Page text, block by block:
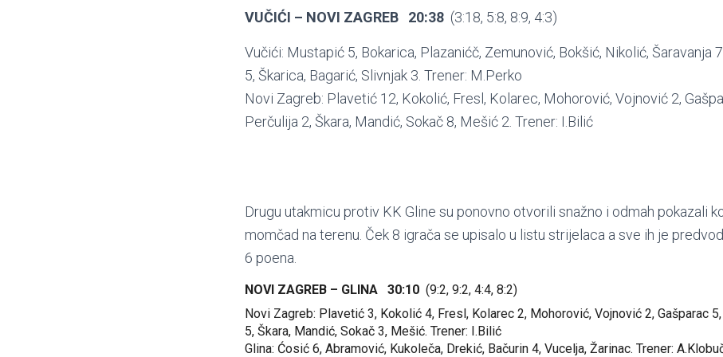
VUČIĆI – NOVI ZAGREB 20:38 (3:18, 5:8, 8:9, 4:3)
Vučići: Mustapić 5, Bokarica, Plazanićč, Zemunović, Bokšić, Nikolić, Šaravanja
5, Škarica, Bagarić, Slivnjak 3. Trener: M.Perko
Novi Zagreb: Plavetić 12, Kokolić, Fresl, Kolarec, Mohorović, Vojnović 2,
Perčulija 2, Škara, Mandić, Sokač 8, Mešić 2. Trener: I.Bilić
Drugu utakmicu protiv KK Gline su ponovno otvorili snažno i odmah pokazali
momčad na terenu. Ček 8 igrača se upisalo u listu strijelaca a sve ih je
6 poena.
NOVI ZAGREB – GLINA 30:10 (9:2, 9:2, 4:4, 8:2)
Novi Zagreb: Plavetić 3, Kokolić 4, Fresl, Kolarec 2, Mohorović, Vojnović 2, Gašparac
5, Škara, Mandić, Sokač 3, Mešić. Trener: I.Bilić
Glina: Ćosić 6, Abramović, Kukoleča, Drekić, Bačurin 4, Vucelja, Žarinac. Trener: